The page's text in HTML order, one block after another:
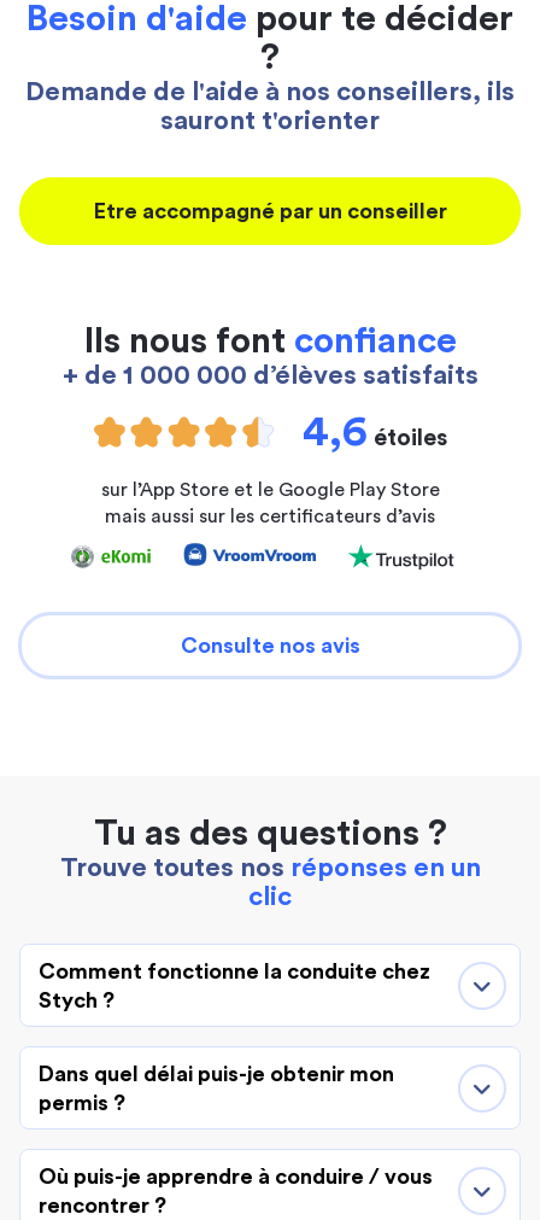
Besoin d'aide pour te décider
?
Demande de l'aide à nos conseillers, ils
sauront t'orienter
Etre accompagné par un conseiller
Ils nous font confiance
+ de 1 000 000 d’élèves satisfaits
4,6 étoiles
sur l’App Store et le Google Play Store
mais aussi sur les certificateurs d’avis
Consulte nos avis
Tu as des questions ?
Trouve toutes nos réponses en un
clic
Comment fonctionne la conduite chez
Stych ?
Dans quel délai puis-je obtenir mon
permis ?
Où puis-je apprendre à conduire / vous
rencontrer ?